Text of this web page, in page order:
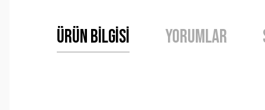
Ürün Bilgisi Yorumlar